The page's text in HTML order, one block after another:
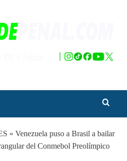
» Venezuela puso a Brasil a bailar
del Conmebol Preolímpico